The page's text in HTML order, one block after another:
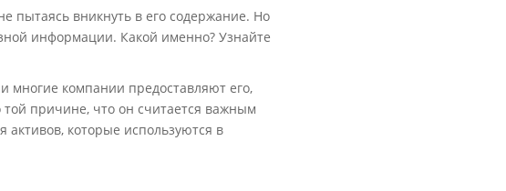
пытаясь вникнуть в его содержание. Но
информации. Какой именно? Узнайте
многие компании предоставляют его,
причине, что он считается важным
которые используются в